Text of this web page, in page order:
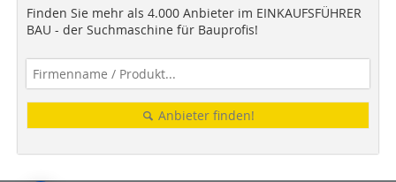
Finden Sie mehr als 4.000 Anbieter im EINKAUFSFÜHRER
BAU - der Suchmaschine für Bauprofis!
Anbieter finden!